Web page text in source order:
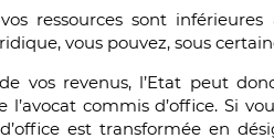
vos ressources sont
vous pouvez, sous
vos revenus, l’Etat peut
l’avocat commis d’office. Si
est transformée en